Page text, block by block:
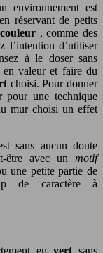
environnement est
réservant de petits
couleur , comme des
l’intention d’utiliser
à le doser sans
en valeur et faire du
choisi. Pour donner
pour une technique
mur choisi un effet
sans aucun doute
être avec unmotif
une petite partie de
de caractère à